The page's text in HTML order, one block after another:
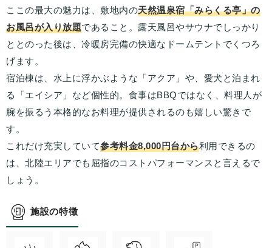
ここの最大の魅力は、敷地内の天然温泉宿「みらくる亭」の
お風呂が入り放題であること。露天風呂やサウナでしっかり
ととのった後は、冷暖房完備の快適なドームテントでくつろ
げます。
宿泊棟は、水上に浮かぶような「アクア」や、愛犬と泊まれ
る「エイシア」など個性的。食事はBBQではなく、料理人が
腕を振るう本格的なお料理が提供されるのも嬉しい驚きで
す。
これだけ充実していて参考料金8,000円台から利用できるの
は、北陸エリアでも屈指のコストパフォーマンスと言えるで
しょう。
施設の特徴